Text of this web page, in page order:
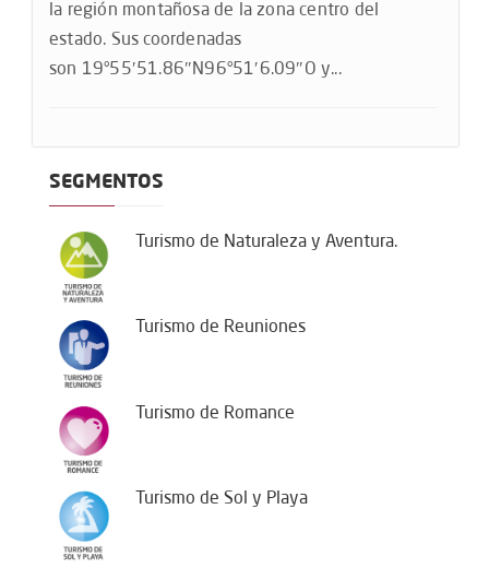
la región montañosa de la zona centro del
estado.​ Sus coordenadas
son 19°55′51.86″N96°51′6.09″O y...
SEGMENTOS
Turismo de Naturaleza y Aventura.
Turismo de Reuniones
Turismo de Romance
Turismo de Sol y Playa